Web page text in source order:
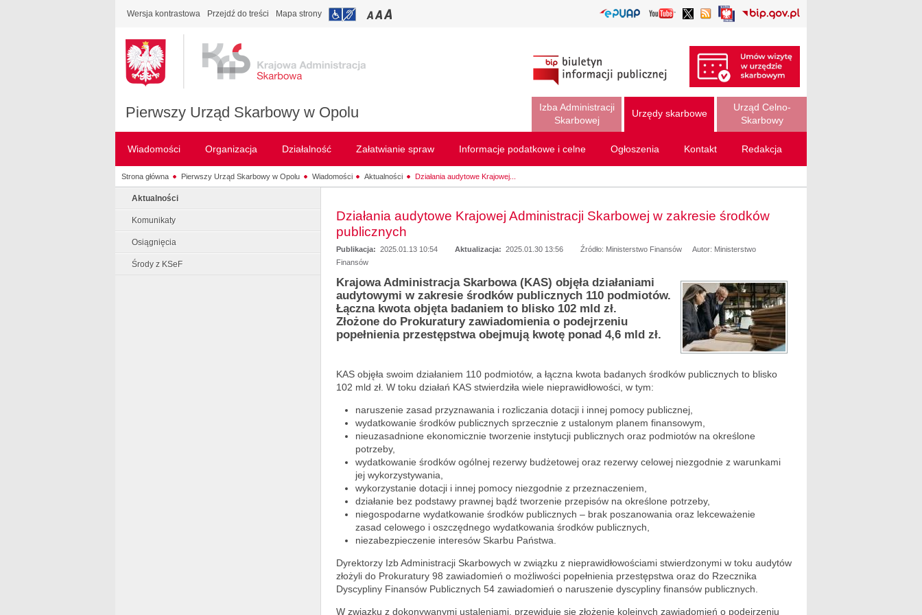
Wersja kontrastowa Przejdź do treści Mapa strony
Pierwszy Urząd Skarbowy w Opolu
Izba Administracji
Skarbowej
Urzędy skarbowe
Urząd Celno-
Skarbowy
Wiadomości Organizacja Działalność Załatwianie spraw Informacje podatkowe i celne Ogłoszenia Kontakt Redakcja
Strona główna Pierwszy Urząd Skarbowy w Opolu Wiadomości Aktualności Działania audytowe Krajowej...
Aktualności
Komunikaty
Osiągnięcia
Środy z KSeF
Działania audytowe Krajowej Administracji Skarbowej w zakresie środków
publicznych
Publikacja: 2025.01.13 10:54 Aktualizacja: 2025.01.30 13:56 Źródło: Ministerstwo Finansów
Autor: Ministerstwo
Finansów
Krajowa Administracja Skarbowa (KAS) objęła działaniami
audytowymi w zakresie środków publicznych 110 podmiotów.
Łączna kwota objęta badaniem to blisko 102 mld zł.
Złożone do Prokuratury zawiadomienia o podejrzeniu
popełnienia przestępstwa obejmują kwotę ponad 4,6 mld zł.
KAS objęła swoim działaniem 110 podmiotów, a łączna kwota badanych środków publicznych to blisko
102 mld zł. W toku działań KAS stwierdziła wiele nieprawidłowości, w tym:
naruszenie zasad przyznawania i rozliczania dotacji i innej pomocy publicznej,
wydatkowanie środków publicznych sprzecznie z ustalonym planem finansowym,
nieuzasadnione ekonomicznie tworzenie instytucji publicznych oraz podmiotów na określone
potrzeby,
wydatkowanie środków ogólnej rezerwy budżetowej oraz rezerwy celowej niezgodnie z warunkami
jej wykorzystywania,
wykorzystanie dotacji i innej pomocy niezgodnie z przeznaczeniem,
działanie bez podstawy prawnej bądź tworzenie przepisów na określone potrzeby,
niegospodarne wydatkowanie środków publicznych – brak poszanowania oraz lekceważenie
zasad celowego i oszczędnego wydatkowania środków publicznych,
niezabezpieczenie interesów Skarbu Państwa.
Dyrektorzy Izb Administracji Skarbowych w związku z nieprawidłowościami stwierdzonymi w toku audytów
złożyli do Prokuratury 98 zawiadomień o możliwości popełnienia przestępstwa oraz do Rzecznika
Dyscypliny Finansów Publicznych 54 zawiadomień o naruszenie dyscypliny finansów publicznych.
W związku z dokonywanymi ustaleniami, przewiduje się złożenie kolejnych zawiadomień o podejrzeniu